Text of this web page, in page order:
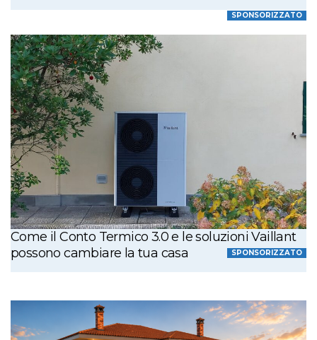
SPONSORIZZATO
Come il Conto Termico 3.0 e le soluzioni Vaillant
possono cambiare la tua casa
SPONSORIZZATO